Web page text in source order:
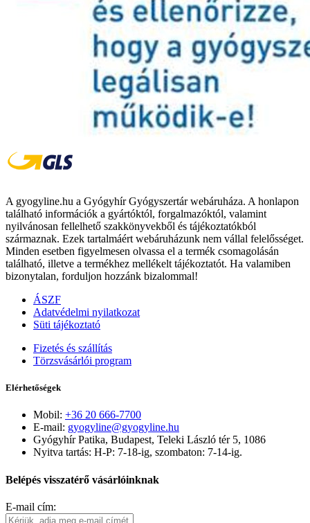
A gyogyline.hu a Gyógyhír Gyógyszertár webáruháza. A honlapon
található információk a gyártóktól, forgalmazóktól, valamint
nyilvánosan fellelhető szakkönyvekből és tájékoztatókból
származnak. Ezek tartalmáért webáruházunk nem vállal felelősséget.
Minden esetben figyelmesen olvassa el a termék csomagolásán
található, illetve a termékhez mellékelt tájékoztatót. Ha valamiben
bizonytalan, forduljon hozzánk bizalommal!
ÁSZF
Adatvédelmi nyilatkozat
Süti tájékoztató
Fizetés és szállítás
Törzsvásárlói program
Elérhetőségek
Mobil: +36 20 666-7700
E-mail: gyogyline@gyogyline.hu
Gyógyhír Patika, Budapest, Teleki László tér 5, 1086
Nyitva tartás: H-P: 7-18-ig, szombaton: 7-14-ig.
Belépés visszatérő vásárlóinknak
E-mail cím: